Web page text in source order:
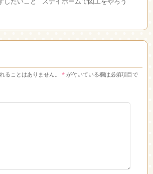
ることはありません。 * が付いている欄は必須項目で